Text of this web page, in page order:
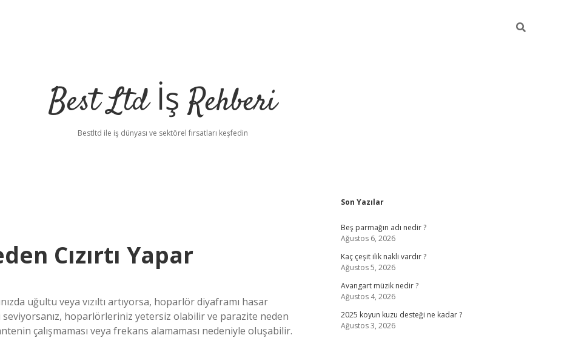
Best Ltd İş Rehberi
Bestltd ile iş dünyası ve sektörel fırsatları keşfedin
Cızırtı Yapar
uğultu veya vızıltı artıyorsa, hoparlör diyaframı hasar
hoparlörleriniz yetersiz olabilir ve parazite neden
çalışmaması veya frekans alamaması nedeniyle oluşabilir.
Sidebar
Son Yazılar
Beş parmağın adı nedir ?
Ağustos 6, 2026
Kaç çeşit ilik nakli vardır ?
Ağustos 5, 2026
Avangart müzik nedir ?
Ağustos 4, 2026
2025 koyun kuzu desteği ne kadar ?
Ağustos 3, 2026